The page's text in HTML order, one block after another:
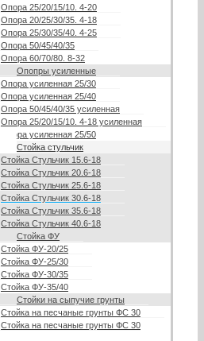
Опора 25/20/15/10. 4-20
Опора 20/25/30/35. 4-18
Опора 25/30/35/40. 4-25
Опора 50/45/40/35
Опора 60/70/80. 8-32
Опопры усиленные
Опора усиленная 25/30
Опора усиленная 25/40
Опора 50/45/40/35 усиленная
Опора 25/20/15/10. 4-18 усиленная
Опора усиленная 25/50
Стойка стульчик
Стойка Стульчик 15.6-18
Стойка Стульчик 20.6-18
Стойка Стульчик 25.6-18
Стойка Стульчик 30.6-18
Стойка Стульчик 35.6-18
Стойка Стульчик 40.6-18
Стойка ФУ
Стойка ФУ-20/25
Стойка ФУ-25/30
Стойка ФУ-30/35
Стойка ФУ-35/40
Стойки на сыпучие грунты
Стойка на песчаные грунты ФС 30
Стойка на песчаные грунты ФС 30